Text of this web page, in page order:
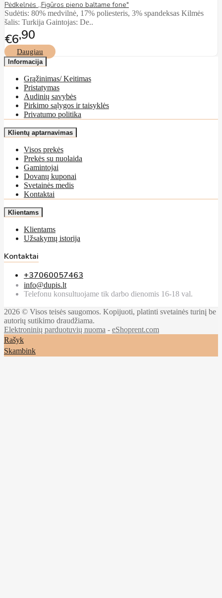
Pėdkelnės ,,Figūros pieno baltame fone"
Sudėtis: 80% medvilnė, 17% poliesteris, 3% spandeksas Kilmės
šalis: Turkija Gaintojas: De..
€6 90
Daugiau
Informacija
Grąžinimas/ Keitimas
Pristatymas
Audinių savybės
Pirkimo sąlygos ir taisyklės
Privatumo politika
Klientų aptarnavimas
Visos prekės
Prekės su nuolaida
Gamintojai
Dovanų kuponai
Svetainės medis
Kontaktai
Klientams
Klientams
Užsakymų istorija
Kontaktai
+37060057463
info@dupis.lt
Telefonu konsultuojame tik darbo dienomis 16-18 val.
2026 © Visos teisės saugomos. Kopijuoti, platinti svetainės turinį be
autorių sutikimo draudžiama.
Elektroninių parduotuvių nuoma - eShoprent.com
Rašyk
Skambink